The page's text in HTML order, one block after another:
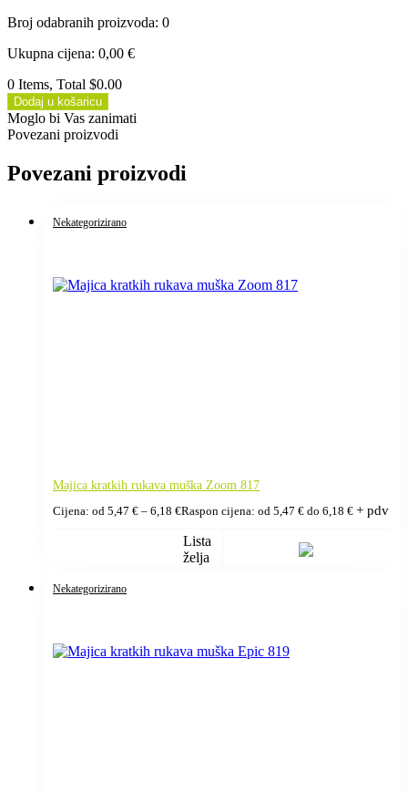
Broj odabranih proizvoda: 0
Ukupna cijena: 0,00 €
0 Items, Total $0.00
Dodaj u košaricu
Moglo bi Vas zanimati
Povezani proizvodi
Povezani proizvodi
Nekategorizirano
Majica kratkih rukava muška Zoom 817
Cijena: od 5,47 € – 6,18 €Raspon cijena: od 5,47 € do 6,18 € + pdv
Lista
želja
Nekategorizirano